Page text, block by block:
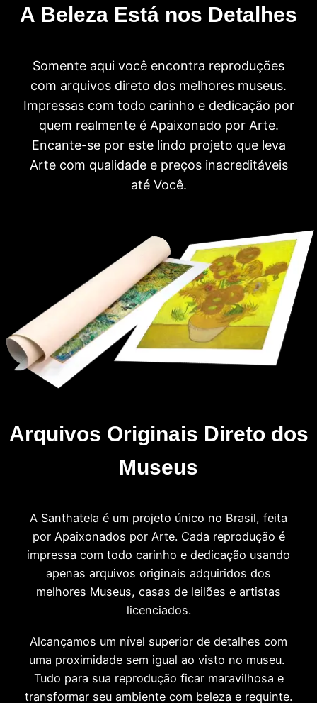
A Beleza Está nos Detalhes
Somente aqui você encontra reproduções
com arquivos direto dos melhores museus.
Impressas com todo carinho e dedicação por
quem realmente é Apaixonado por Arte.
Encante-se por este lindo projeto que leva
Arte com qualidade e preços inacreditáveis
até Você.
Arquivos Originais Direto dos
Museus
A Santhatela é um projeto único no Brasil, feita
por Apaixonados por Arte. Cada reprodução é
impressa com todo carinho e dedicação usando
apenas arquivos originais adquiridos dos
melhores Museus, casas de leilões e artistas
licenciados.
Alcançamos um nível superior de detalhes com
uma proximidade sem igual ao visto no museu.
Tudo para sua reprodução ficar maravilhosa e
transformar seu ambiente com beleza e requinte.